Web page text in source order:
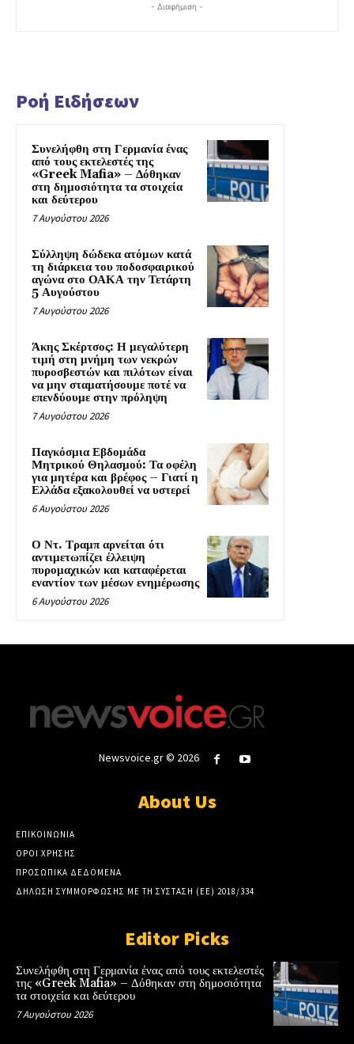
- Διαφήμιση -
Ροή Ειδήσεων
Συνελήφθη στη Γερμανία ένας
από τους εκτελεστές της
«Greek Mafia» – Δόθηκαν
στη δημοσιότητα τα στοιχεία
και δεύτερου
7 Αυγούστου 2026
Σύλληψη δώδεκα ατόμων κατά
τη διάρκεια του ποδοσφαιρικού
αγώνα στο ΟΑΚΑ την Τετάρτη
5 Αυγούστου
7 Αυγούστου 2026
Άκης Σκέρτσος: Η μεγαλύτερη
τιμή στη μνήμη των νεκρών
πυροσβεστών και πιλότων είναι
να μην σταματήσουμε ποτέ να
επενδύουμε στην πρόληψη
7 Αυγούστου 2026
Παγκόσμια Εβδομάδα
Μητρικού Θηλασμού: Τα οφέλη
για μητέρα και βρέφος – Γιατί η
Ελλάδα εξακολουθεί να υστερεί
6 Αυγούστου 2026
Ο Ντ. Τραμπ αρνείται ότι
αντιμετωπίζει έλλειψη
πυρομαχικών και καταφέρεται
εναντίον των μέσων ενημέρωσης
6 Αυγούστου 2026
Newsvoice.gr © 2026
About Us
ΕΠΙΚΟΙΝΩΝΙΑ
ΟΡΟΙ ΧΡΗΣΗΣ
ΠΡΟΣΩΠΙΚΑ ΔΕΔΟΜΕΝΑ
ΔΗΛΩΣΗ ΣΥΜΜΟΡΦΩΣΗΣ ΜΕ ΤΗ ΣΥΣΤΑΣΗ (ΕΕ) 2018/334
Editor Picks
Συνελήφθη στη Γερμανία ένας από τους εκτελεστές
της «Greek Mafia» – Δόθηκαν στη δημοσιότητα
τα στοιχεία και δεύτερου
7 Αυγούστου 2026